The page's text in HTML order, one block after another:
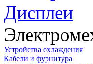
Дисплеи
Устройства охлаждения
Кабели и фурнитура